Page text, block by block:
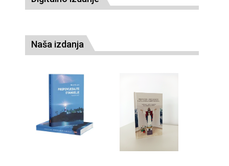
Naša izdanja